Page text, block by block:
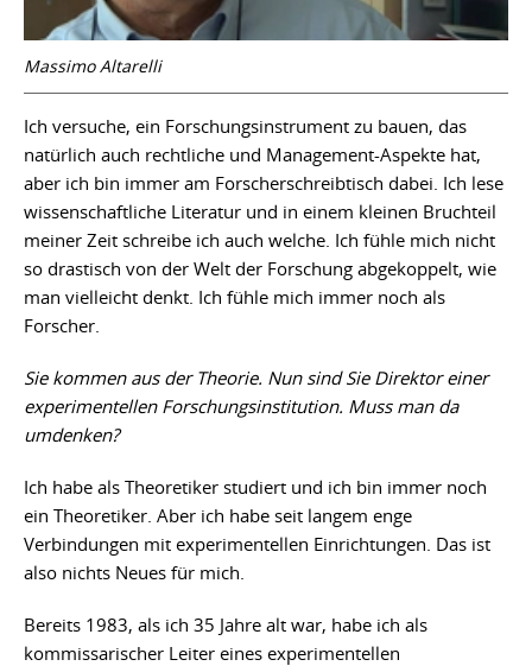
Massimo Altarelli
Ich versuche, ein Forschungsinstrument zu bauen, das
natürlich auch rechtliche und Management-Aspekte hat,
aber ich bin immer am Forscherschreibtisch dabei. Ich lese
wissenschaftliche Literatur und in einem kleinen Bruchteil
meiner Zeit schreibe ich auch welche. Ich fühle mich nicht
so drastisch von der Welt der Forschung abgekoppelt, wie
man vielleicht denkt. Ich fühle mich immer noch als
Forscher.
Sie kommen aus der Theorie. Nun sind Sie Direktor einer
experimentellen Forschungsinstitution. Muss man da
umdenken?
Ich habe als Theoretiker studiert und ich bin immer noch
ein Theoretiker. Aber ich habe seit langem enge
Verbindungen mit experimentellen Einrichtungen. Das ist
also nichts Neues für mich.
Bereits 1983, als ich 35 Jahre alt war, habe ich als
kommissarischer Leiter eines experimentellen